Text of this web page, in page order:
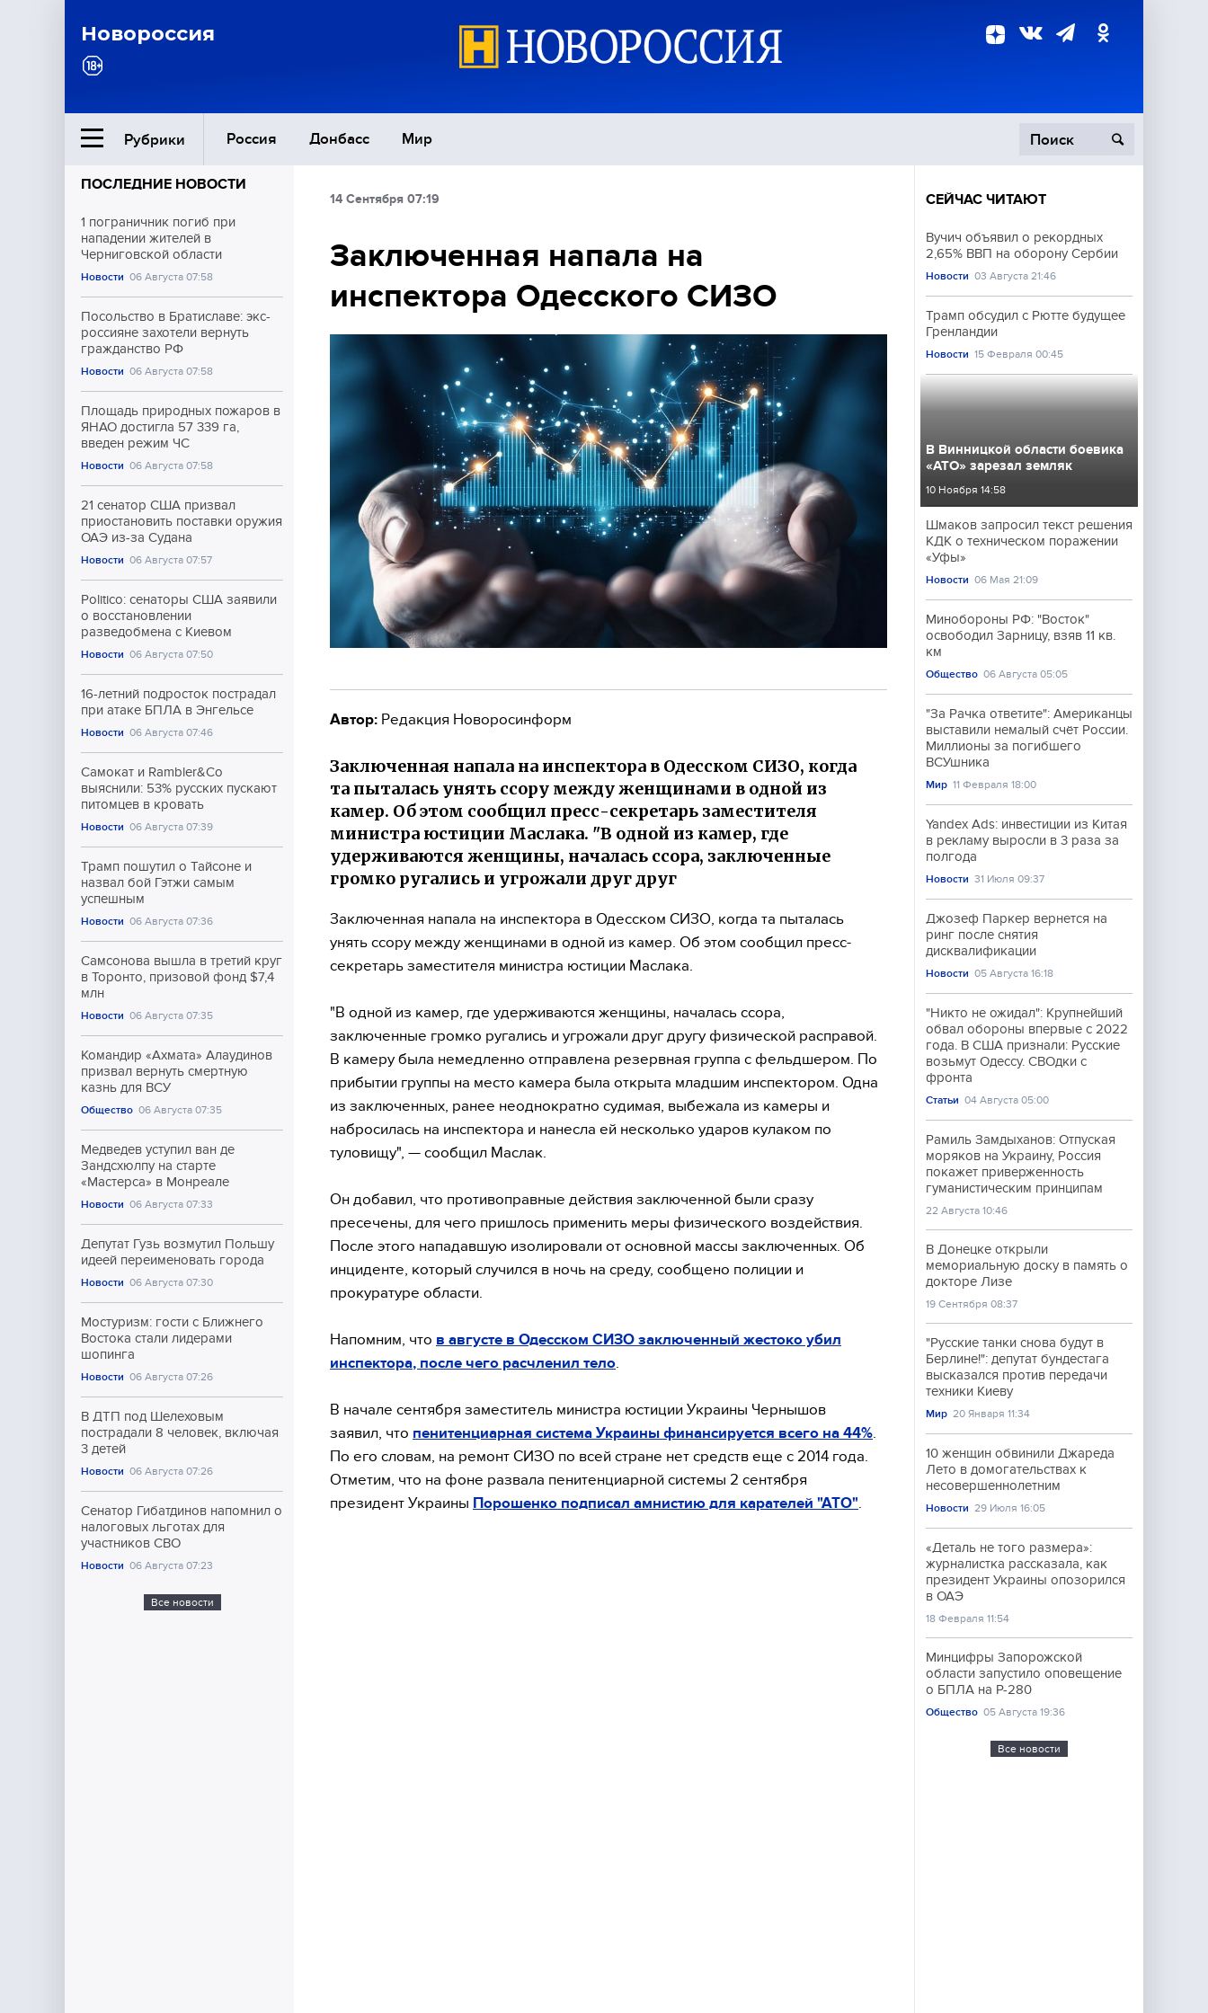
Новороссия
Рубрики Россия Донбасс Мир
Ближний Восток
Общество
Экономика
Происшествия
Культура
Спорт
ПОСЛЕДНИЕ НОВОСТИ
1 пограничник погиб при
нападении жителей в
Черниговской области
Новости 06 Августа 07:58
Посольство в Братиславе: экс-
россияне захотели вернуть
гражданство РФ
Новости 06 Августа 07:58
Площадь природных пожаров в
ЯНАО достигла 57 339 га,
введен режим ЧС
Новости 06 Августа 07:58
21 сенатор США призвал
приостановить поставки оружия
ОАЭ из-за Судана
Новости 06 Августа 07:57
Politico: сенаторы США заявили
о восстановлении
разведобмена с Киевом
Новости 06 Августа 07:50
16-летний подросток пострадал
при атаке БПЛА в Энгельсе
Новости 06 Августа 07:46
Самокат и Rambler&Co
выяснили: 53% русских пускают
питомцев в кровать
Новости 06 Августа 07:39
Трамп пошутил о Тайсоне и
назвал бой Гэтжи самым
успешным
Новости 06 Августа 07:36
Самсонова вышла в третий круг
в Торонто, призовой фонд $7,4
млн
Новости 06 Августа 07:35
Командир «Ахмата» Алаудинов
призвал вернуть смертную
казнь для ВСУ
Общество 06 Августа 07:35
Медведев уступил ван де
Зандсхюлпу на старте
«Мастерса» в Монреале
Новости 06 Августа 07:33
Депутат Гузь возмутил Польшу
идеей переименовать города
Новости 06 Августа 07:30
Мостуризм: гости с Ближнего
Востока стали лидерами
шопинга
Новости 06 Августа 07:26
В ДТП под Шелеховым
пострадали 8 человек, включая
3 детей
Новости 06 Августа 07:26
Сенатор Гибатдинов напомнил о
налоговых льготах для
участников СВО
Новости 06 Августа 07:23
Все новости
14 Сентября 07:19
Заключенная напала на
инспектора Одесского СИЗО
Автор: Редакция Новоросинформ
Заключенная напала на инспектора в Одесском СИЗО, когда
та пыталась унять ссору между женщинами в одной из
камер. Об этом сообщил пресс-секретарь заместителя
министра юстиции Маслака. "В одной из камер, где
удерживаются женщины, началась ссора, заключенные
громко ругались и угрожали друг друг
Заключенная напала на инспектора в Одесском СИЗО, когда та пыталась
унять ссору между женщинами в одной из камер. Об этом сообщил пресс-
секретарь заместителя министра юстиции Маслака.
"В одной из камер, где удерживаются женщины, началась ссора,
заключенные громко ругались и угрожали друг другу физической расправой.
В камеру была немедленно отправлена резервная группа с фельдшером. По
прибытии группы на место камера была открыта младшим инспектором. Одна
из заключенных, ранее неоднократно судимая, выбежала из камеры и
набросилась на инспектора и нанесла ей несколько ударов кулаком по
туловищу", — сообщил Маслак.
Он добавил, что противоправные действия заключенной были сразу
пресечены, для чего пришлось применить меры физического воздействия.
После этого нападавшую изолировали от основной массы заключенных. Об
инциденте, который случился в ночь на среду, сообщено полиции и
прокуратуре области.
Напомним, что в августе в Одесском СИЗО заключенный жестоко убил
инспектора, после чего расчленил тело
В начале сентября заместитель министра юстиции Украины Чернышов
заявил, что пенитенциарная система Украины финансируется всего на 44%
По его словам, на ремонт СИЗО по всей стране нет средств еще с 2014 года.
Отметим, что на фоне развала пенитенциарной системы 2 сентября
президент Украины Порошенко подписал амнистию для карателей "АТО"
СЕЙЧАС ЧИТАЮТ
Вучич объявил о рекордных
2,65% ВВП на оборону Сербии
Новости 03 Августа 21:46
Трамп обсудил с Рютте будущее
Гренландии
Новости 15 Февраля 00:45
В Винницкой области боевика
«АТО» зарезал земляк
10 Ноября 14:58
Шмаков запросил текст решения
КДК о техническом поражении
«Уфы»
Новости 06 Мая 21:09
Минобороны РФ: "Восток"
освободил Зарницу, взяв 11 кв.
км
Общество 06 Августа 05:05
"За Рачка ответите": Американцы
выставили немалый счёт России.
Миллионы за погибшего
ВСУшника
Мир 11 Февраля 18:00
Yandex Ads: инвестиции из Китая
в рекламу выросли в 3 раза за
полгода
Новости 31 Июля 09:37
Джозеф Паркер вернется на
ринг после снятия
дисквалификации
Новости 05 Августа 16:18
"Никто не ожидал": Крупнейший
обвал обороны впервые с 2022
года. В США признали: Русские
возьмут Одессу. СВОдки с
фронта
Статьи 04 Августа 05:00
Рамиль Замдыханов: Отпуская
моряков на Украину, Россия
покажет приверженность
гуманистическим принципам
22 Августа 10:46
В Донецке открыли
мемориальную доску в память о
докторе Лизе
19 Сентября 08:37
"Русские танки снова будут в
Берлине!": депутат бундестага
высказался против передачи
техники Киеву
Мир 20 Января 11:34
10 женщин обвинили Джареда
Лето в домогательствах к
несовершеннолетним
Новости 29 Июля 16:05
«Деталь не того размера»:
журналистка рассказала, как
президент Украины опозорился
в ОАЭ
18 Февраля 11:54
Минцифры Запорожской
области запустило оповещение
о БПЛА на Р-280
Общество 05 Августа 19:36
Все новости